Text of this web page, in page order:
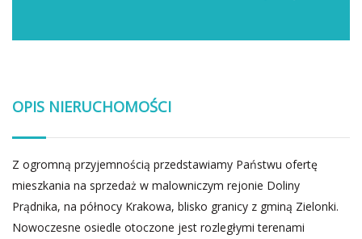
OPIS NIERUCHOMOŚCI
Z ogromną przyjemnością przedstawiamy Państwu ofertę
mieszkania na sprzedaż w malowniczym rejonie Doliny
Prądnika, na północy Krakowa, blisko granicy z gminą Zielonki.
Nowoczesne osiedle otoczone jest rozległymi terenami